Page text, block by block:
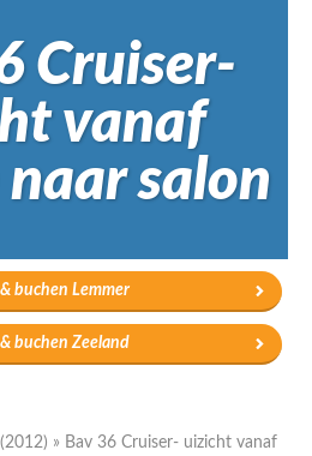
Cruiser-
vanaf
salon
buchen Lemmer
buchen Zeeland
» Bav 36 Cruiser- uizicht vanaf